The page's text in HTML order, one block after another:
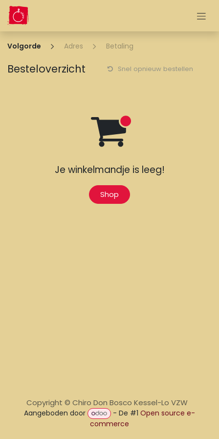
Overslaan naar inhoud
Volgorde Adres Betaling
Besteloverzicht Snel opnieuw bestellen
Je winkelmandje is leeg!
Shop
Copyright © Chiro Don Bosco Kessel-Lo VZW
Aangeboden door - De #1Open source e-
commerce